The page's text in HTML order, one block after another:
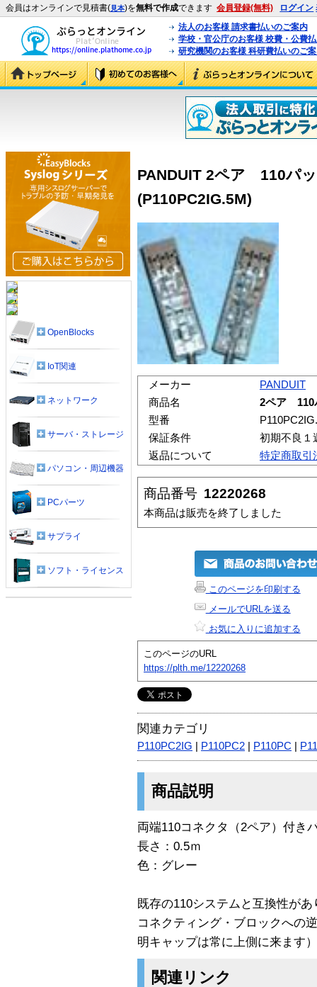
会員はオンラインで見積書(見本)を無料で作成できます 会員登録(無料) ログイン
法人のお客様 請求書払いのご案内
学校・官公庁のお客様 校費・公費
研究機関のお客様 科研費払いのご
PANDUIT 2ペア 110パ
(P110PC2IG.5M)
メーカー
PANDUIT
商品名
2ペア 110
型番
保証条件
初期不良１
返品について
特定商取引
商品番号 12220268
本商品は販売を終了しました
このページを印刷する
メールでURLを送る
お気に入りに追加する
このページのURL
https://plth.me/12220268
関連カテゴリ
P110PC2IG P110PC2 P110PC
商品説明
両端110コネクタ（2ペア）付き
長さ：0.5ｍ
色：グレー
既存の110システムと互換性があ
コネクティング・ブロックへの
明キャップは常に上側に来ます
関連リンク
OpenBlocks
IoT関連
ネットワーク
サーバ・ストレージ
パソコン・周辺機器
PCパーツ
サプライ
ソフト・ライセンス